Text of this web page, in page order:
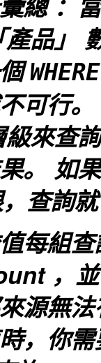
品」
可行
級來查
。 如
查詢
每組
，
源無
，你